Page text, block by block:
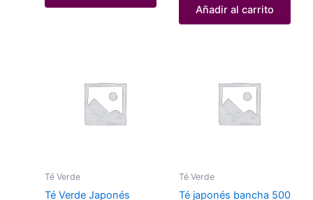
Añadir al carrito
Té Verde
Té Verde Japonés
Té Verde
Té japonés bancha 500